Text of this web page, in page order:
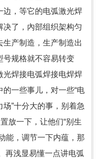
边，等它的电弧激光焊
决了，內部组织架构匀
产制造，生产制造出
号规格就不容易转变
光焊接电弧焊接电焊焊
一些事儿，对一些“电
”十分大的事，别着急
放一下，让他们“别生
能，调节一下内蕴，那
再浅显易懂一点讲电弧